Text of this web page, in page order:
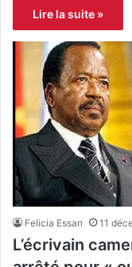
Lire la suite »
Felicia Essan 11
L’écrivain